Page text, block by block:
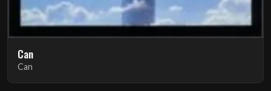
Can
Can